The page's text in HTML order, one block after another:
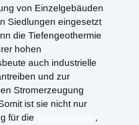
von Einzelgebäuden
Siedlungen eingesetzt
die Tiefengeothermie
hohen
auch industrielle
und zur
Stromerzeugung
ist sie nicht nur
für die
,